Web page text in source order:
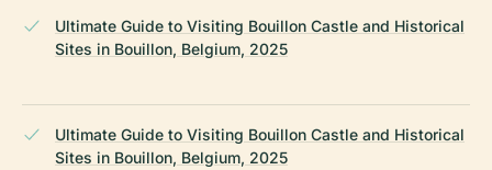
Ultimate Guide to Visiting Bouillon Castle and Historical
Sites in Bouillon, Belgium, 2025
Ultimate Guide to Visiting Bouillon Castle and Historical
Sites in Bouillon, Belgium, 2025